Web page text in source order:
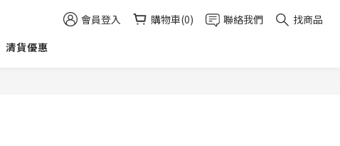
會員登入 購物車(0) 聯絡我們
找商品
清貨優惠